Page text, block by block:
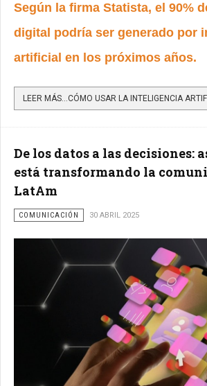
Según la firma Statista, el 90%
digital podría ser generado por
artificial en los próximos años.
De los datos a las decisiones:
está transformando la
LatAm
COMUNICACIÓN 30 ABRIL 2025